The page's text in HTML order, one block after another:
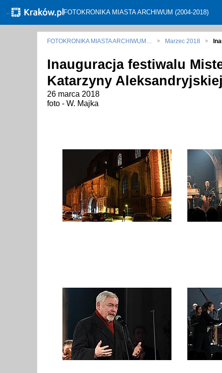
← FOTOKRONIKA MIASTA ARCHIWUM (2004-2018)
FOTOKRONIKA MIASTA ARCHIWUM… Marzec 2018
Inauguracja festiwalu
Katarzyny
26 marca 2018
foto - W. Majka